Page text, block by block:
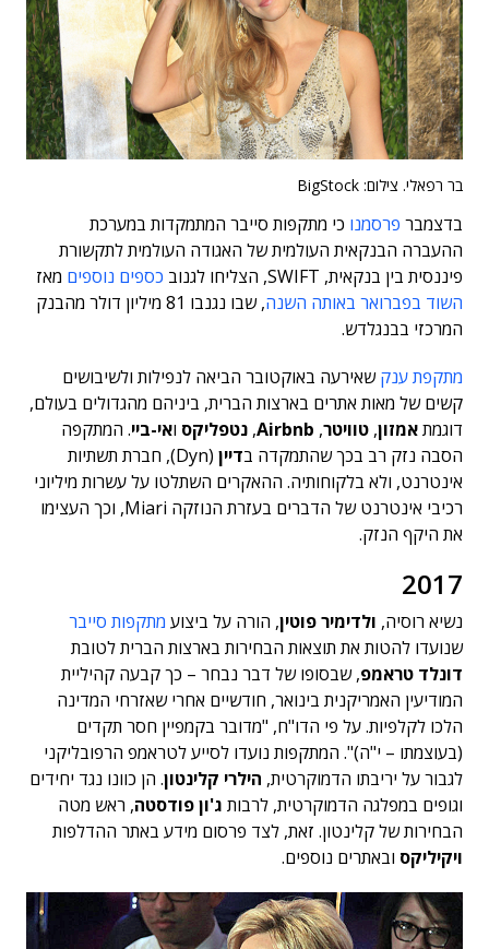
בר רפאלי. צילום: BigStock
בדצמבר פרסמנו כי מתקפות סייבר המתמקדות במערכת
ההעברה הבנקאית העולמית של האגודה העולמית לתקשורת
פיננסית בין בנקאית, SWIFT, הצליחו לגנוב
כספים נוספים מאז
השוד בפברואר באותה השנה
, שבו נגנבו 81 מיליון דולר מהבנק
המרכזי בבנגלדש.
מתקפת ענקשאירעה באוקטובר הביאה לנפילות ולשיבושים
קשים של מאות אתרים בארצות הברית, ביניהם מהגדולים בעולם,
דוגמתאמזון, טוויטר,
Airbnb
, נטפליקס ואי-ביי. המתקפה
הסבה נזק רב בכך שהתמקדה בדיין
(Dyn), חברת תשתיות
אינטרנט, ולא בלקוחותיה. ההאקרים השתלטו על עשרות מיליוני
רכיבי אינטרנט של הדברים בעזרת הנוזקה Miari, וכך העצימו
את היקף הנזק.
2017
נשיא רוסיה, ולדימיר פוטין, הורה על ביצוע מתקפות סייבר
שנועדו להטות את תוצאות הבחירות בארצות הברית לטובת
דונלד טראמפ, שבסופו של דבר נבחר – כך קבעה קהיליית
המודיעין האמריקנית בינואר, חודשיים אחרי שאזרחי המדינה
הלכו לקלפיות. על פי הדו"ח, "מדובר בקמפיין חסר תקדים
(בעוצמתו – י"ה)". המתקפות נועדו לסייע לטראמפ הרפובליקני
לגבור על יריבתו הדמוקרטית, הילרי קלינטון. הן כוונו נגד יחידים
וגופים במפלגה הדמוקרטית, לרבות ג'ון פודסטה, ראש מטה
הבחירות של קלינטון. זאת, לצד פרסום מידע באתר ההדלפות
ויקיליקס ובאתרים נוספים.